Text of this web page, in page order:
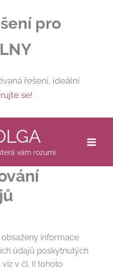
pro
řešení, ideální
se!
vám rozumí
informace
údajů poskytnutých
v čl. II tohoto